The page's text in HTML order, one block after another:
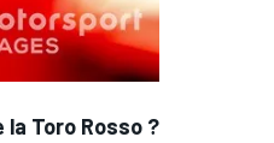
Toro Rosso ?